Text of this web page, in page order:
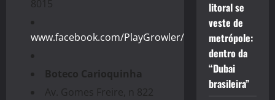
8015
www.facebook.com/PlayGrowler/
Boteco Carioquinha
Av. Gomes Freire, n 822
litoral se
veste de
metrópole:
dentro da
“Dubai
brasileira”